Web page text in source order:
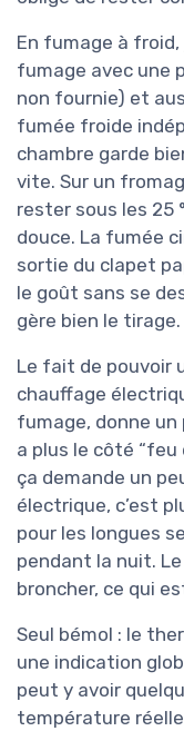
En fumage à
fumage avec une
non fournie) et
fumée froide
chambre garde
vite. Sur un
rester sous les 25
douce. La fumée
sortie du clapet
le goût sans se
gère bien le tirage.
Le fait de pouvoir
chauffage
fumage, donne un
a plus le côté “feu
ça demande un
électrique, c’est
pour les longues
pendant la nuit.
broncher, ce qui
Seul bémol : le
une indication
peut y avoir
température